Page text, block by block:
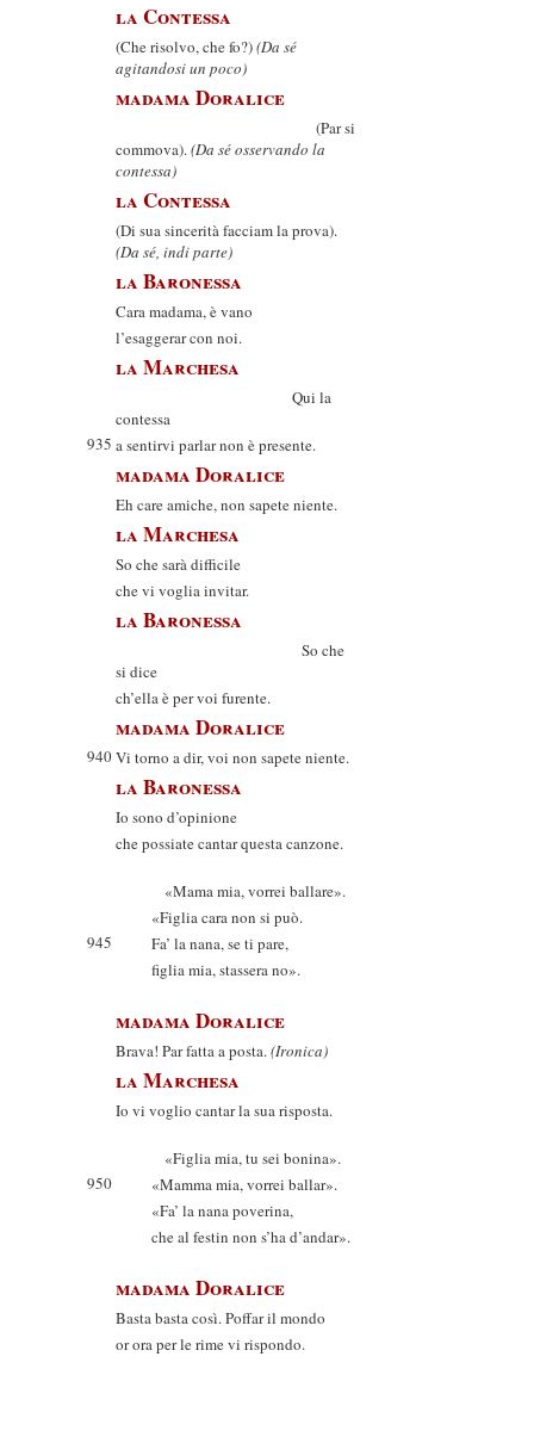
la Contessa
(Che risolvo, che fo?)(Da sé
agitandosi un poco)
madama Doralice
(Par si
commova).(Da sé osservando la
contessa)
la Contessa
(Di sua sincerità facciam la prova).
(Da sé, indi parte)
la Baronessa
Cara madama, è vano
l’esaggerar con noi.
la Marchesa
Qui la
contessa
935 a sentirvi parlar non è presente.
madama Doralice
Eh care amiche, non sapete niente.
la Marchesa
So che sarà difficile
che vi voglia invitar.
la Baronessa
So che
si dice
ch’ella è per voi furente.
madama Doralice
940Vi torno a dir, voi non sapete niente.
la Baronessa
Io sono d’opinione
che possiate cantar questa canzone.
«Mama mia, vorrei ballare».
«Figlia cara non si può.
945
Fa’ la nana, se ti pare,
figlia mia, stassera no».
madama Doralice
Brava! Par fatta a posta.(Ironica)
la Marchesa
Io vi voglio cantar la sua risposta.
«Figlia mia, tu sei bonina».
950
«Mamma mia, vorrei ballar».
«Fa’ la nana poverina,
che al festin non s’ha d’andar».
madama Doralice
Basta basta così. Poffar il mondo
or ora per le rime vi rispondo.